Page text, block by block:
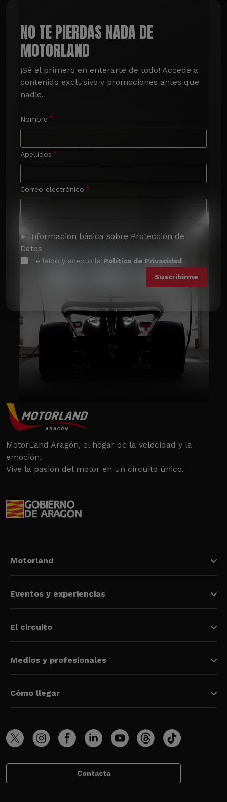
NO TE PIERDAS NADA DE
MOTORLAND
¡Sé el primero en enterarte de todo! Accede a
contenido exclusivo y promociones antes que
nadie.
Nombre
Apellidos
Correo electrónico
Información básica sobre Protección de
Datos
He leído y acepto la Política de Privacidad
MotorLand Aragón, el hogar de la velocidad y la
emoción.
Vive la pasión del motor en un circuito único.
Motorland
Eventos y experiencias
El circuito
Medios y profesionales
Cómo llegar
Contacta